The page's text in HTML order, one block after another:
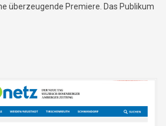
überzeugende Premiere. Das Publikum